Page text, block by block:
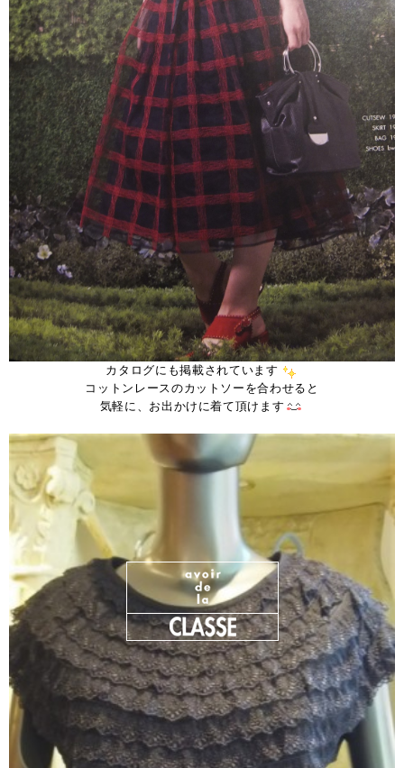
カタログにも掲載されています
コットンレースのカットソーを合わせると
気軽に、お出かけに着て頂けます